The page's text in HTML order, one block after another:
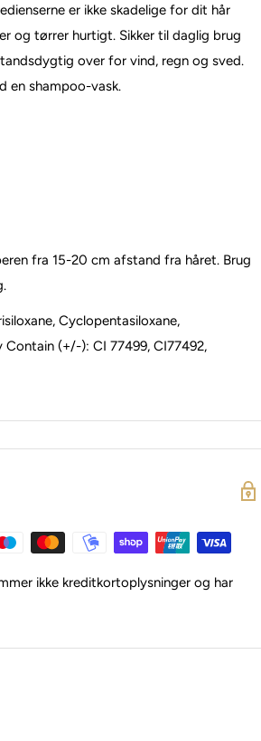
er ikke skadelige for dit hår
og tørrer hurtigt. Sikker til daglig brug
over for vind, regn og sved.
en shampoo-vask.
fra 15-20 cm afstand fra håret. Brug
Cyclopentasiloxane,
Contain (+/-): CI 77499, CI77492,
ikke kreditkortoplysninger og har